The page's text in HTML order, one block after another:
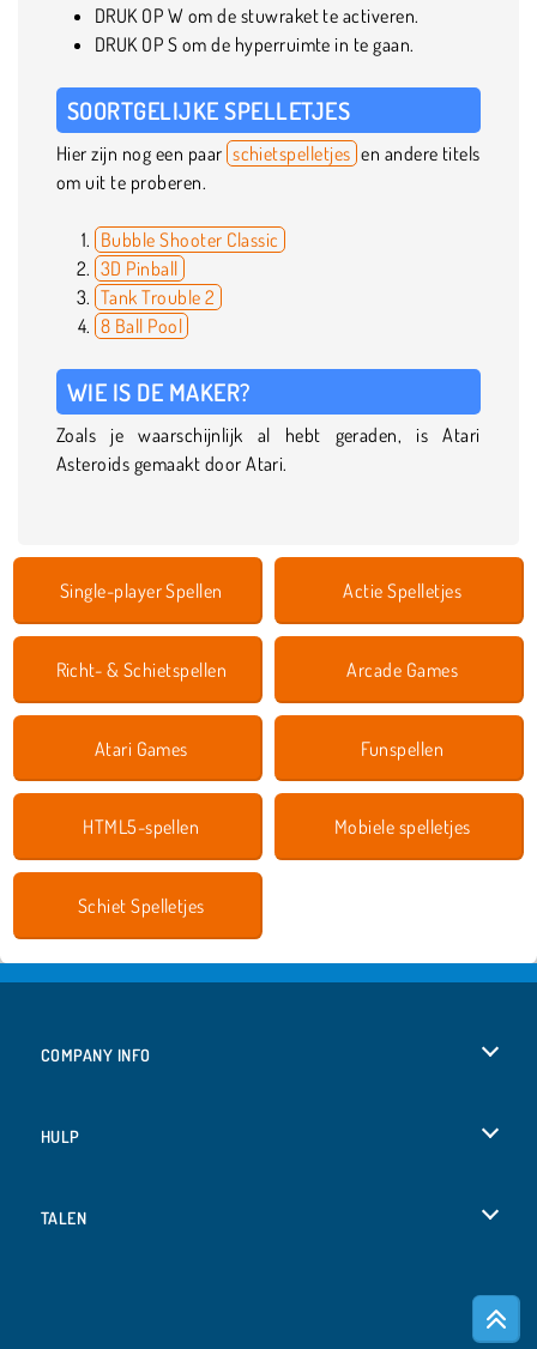
DRUK OP W om de stuwraket te activeren.
DRUK OP S om de hyperruimte in te gaan.
SOORTGELIJKE SPELLETJES
Hier zijn nog een paar schietspelletjes en andere titels
om uit te proberen.
Bubble Shooter Classic
3D Pinball
Tank Trouble 2
8 Ball Pool
WIE IS DE MAKER?
Zoals je waarschijnlijk al hebt geraden, is Atari
Asteroids gemaakt door Atari.
Single-player Spellen Actie Spelletjes
Richt- & Schietspellen Arcade Games
Atari Games Funspellen
HTML5-spellen Mobiele spelletjes
Schiet Spelletjes
COMPANY INFO
HULP
TALEN